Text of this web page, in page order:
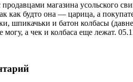
продавцами магазина усольского
как будто она — царица, а
шпикачьки и батон колбасы
могу, а чек и колбаса еще лежат.